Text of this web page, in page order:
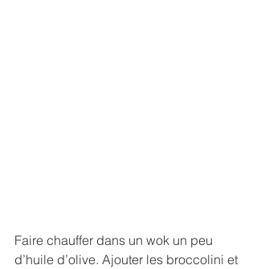
Faire chauffer dans un wok un peu
d’huile d’olive. Ajouter les broccolini et